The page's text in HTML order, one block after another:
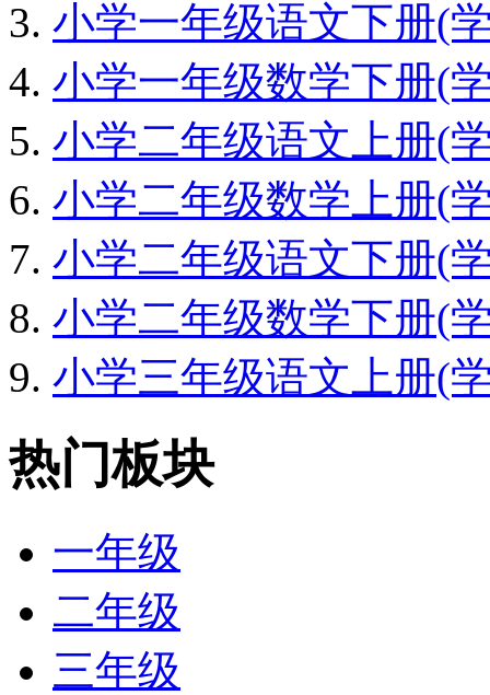
小学一年级语文下册(
小学一年级数学下册(
小学二年级语文上册(
小学二年级数学上册(
小学二年级语文下册(
小学二年级数学下册(
小学三年级语文上册(
热门板块
一年级
二年级
三年级